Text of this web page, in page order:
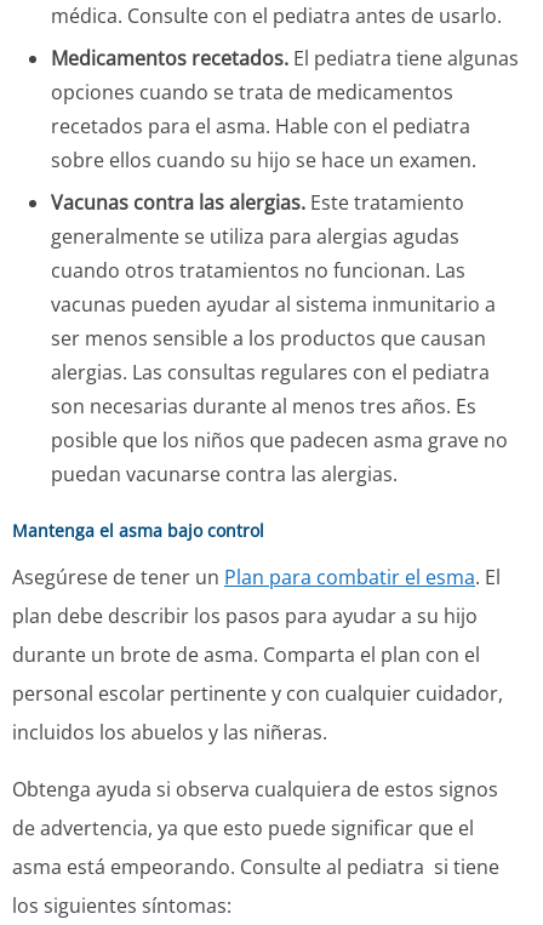
médica. Consulte con el pediatra antes de usarlo.
Medicamentos recetados. El pediatra tiene algunas
opciones cuando se trata de medicamentos
recetados para el asma. Hable con el pediatra
sobre ellos cuando su hijo se hace un examen.
Vacunas contra las alergias. Este tratamiento
generalmente se utiliza para alergias agudas
cuando otros tratamientos no funcionan. Las
vacunas pueden ayudar al sistema inmunitario a
ser menos sensible a los productos que causan
alergias. Las consultas regulares con el pediatra
son necesarias durante al menos tres años. Es
posible que los niños que padecen asma grave no
puedan vacunarse contra las alergias.
Mantenga el asma bajo control
Asegúrese de tener un Plan para combatir el esma. El
plan debe describir los pasos para ayudar a su hijo
durante un brote de asma. Comparta el plan con el
personal escolar pertinente y con cualquier cuidador,
incluidos los abuelos y las niñeras.
Obtenga ayuda si observa cualquiera de estos signos
de advertencia, ya que esto puede significar que el
asma está empeorando. Consulte al pediatra si tiene
los siguientes síntomas: